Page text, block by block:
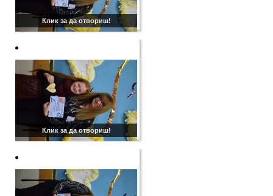
Клик за да отвориш!
Клик за да отвориш!